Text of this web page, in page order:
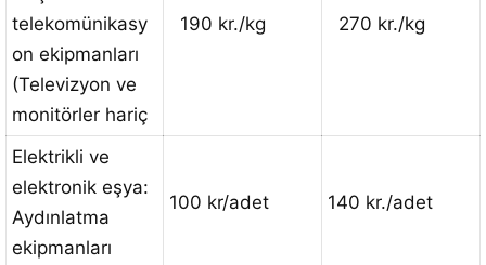
telekomünikasy
on ekipmanları
(Televizyon ve
monitörler hariç
190 kr./kg 270 kr./kg
Elektrikli ve
elektronik eşya:
Aydınlatma
ekipmanları
100 kr/adet 140 kr./adet